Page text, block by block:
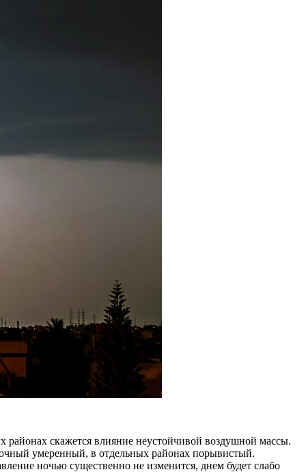
скажется влияние неустойчивой воздушной массы.
умеренный, в отдельных районах порывистый.
ночью существенно не изменится, днем будет слабо